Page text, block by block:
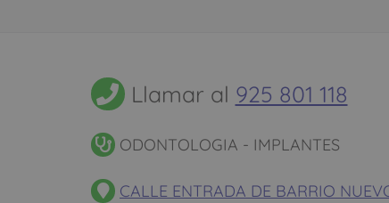
Llamar al 925 801 118
ODONTOLOGIA - IMPLANTES
CALLE ENTRADA DE BARRIO